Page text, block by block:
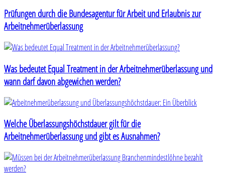
Prüfungen durch die Bundesagentur für Arbeit und Erlaubnis zur
Arbeitnehmerüberlassung
Was bedeutet Equal Treatment in der Arbeitnehmerüberlassung und
wann darf davon abgewichen werden?
Welche Überlassungshöchstdauer gilt für die
Arbeitnehmerüberlassung und gibt es Ausnahmen?